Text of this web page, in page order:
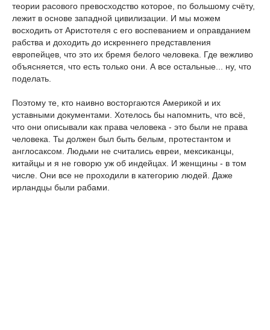
теории расового превосходство которое, по большому счёту,
лежит в основе западной цивилизации. И мы можем
восходить от Аристотеля с его воспеванием и оправданием
рабства и доходить до искреннего представления
европейцев, что это их бремя белого человека. Где вежливо
объясняется, что есть только они. А все остальные... ну, что
поделать.
Поэтому те, кто наивно восторгаются Америкой и их
уставными документами. Хотелось бы напомнить, что всё,
что они описывали как права человека - это были не права
человека. Ты должен был быть белым, протестантом и
англосаксом. Людьми не считались евреи, мексиканцы,
китайцы и я не говорю уж об индейцах. И женщины - в том
числе. Они все не проходили в категорию людей. Даже
ирландцы были рабами.